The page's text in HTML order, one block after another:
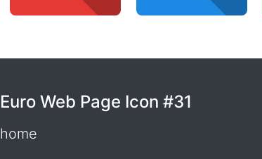
Euro Web Page Icon #31
home